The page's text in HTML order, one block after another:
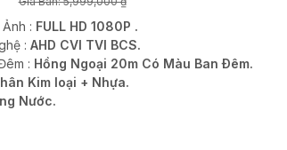
: FULL HD 1080P .
: AHD CVI TVI BCS.
: Hồng Ngoại 20m Có Màu Ban Ðêm.
Kim loại + Nhựa.
Nước.